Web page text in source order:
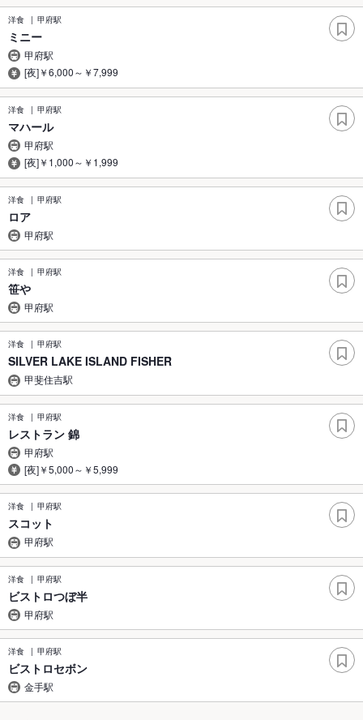
洋食 甲府駅
ミニー
甲府駅
[夜]￥6,000～￥7,999
洋食 甲府駅
マハール
甲府駅
[夜]￥1,000～￥1,999
洋食 甲府駅
ロア
甲府駅
洋食 甲府駅
笹や
甲府駅
洋食 甲府駅
SILVER LAKE ISLAND FISHER
甲斐住吉駅
洋食 甲府駅
レストラン 錦
甲府駅
[夜]￥5,000～￥5,999
洋食 甲府駅
スコット
甲府駅
洋食 甲府駅
ビストロつぼ半
甲府駅
洋食 甲府駅
ビストロセボン
金手駅